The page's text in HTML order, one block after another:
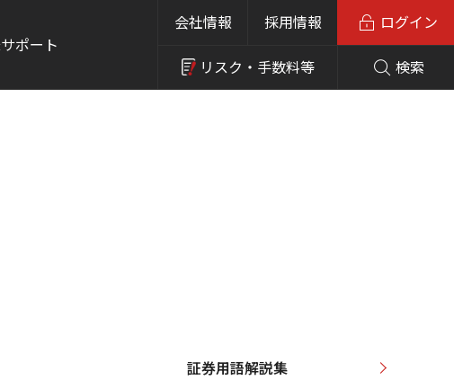
ポート
会社情報 採用情報
リスク・ 手数料等 検索
ログイン
証券用語解説集